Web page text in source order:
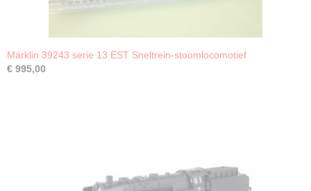
Märklin 39243 serie 13 EST Sneltrein-stoomlocomotief
€ 995,00